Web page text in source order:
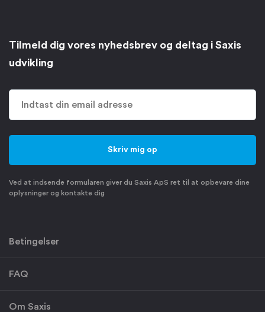
Tilmeld dig vores nyhedsbrev og deltag i Saxis
udvikling
Ved at indsende formularen giver du Saxis ApS ret til at opbevare dine
oplysninger og kontakte dig
Betingelser
FAQ
Om Saxis